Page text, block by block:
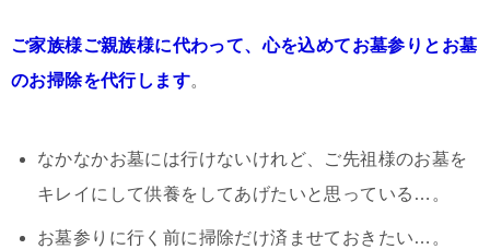
ご家族様ご親族様に代わって、心を込めてお墓参りとお墓
のお掃除を代行します。
なかなかお墓には行けないけれど、ご先祖様のお墓を
キレイにして供養をしてあげたいと思っている…。
お墓参りに行く前に掃除だけ済ませておきたい…。